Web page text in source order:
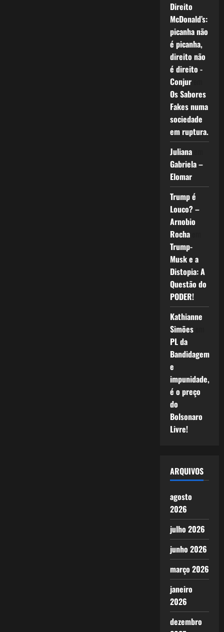
Direito
McDonald’s:
picanha não
é picanha,
direito não
é direito -
Conjurem
Os Sabores
Fakes numa
sociedade
em ruptura.
Julianaem
Gabriela –
Elomar
Trump é
Louco? –
Arnobio
Rochaem
Trump-
Musk e a
Distopia: A
Questão do
PODER!
Kathianne
Simõesem
PL da
Bandidagem
e
impunidade,
é o preço
do
Bolsonaro
Livre!
ARQUIVOS
agosto
2026
julho 2026
junho 2026
março 2026
janeiro
2026
dezembro